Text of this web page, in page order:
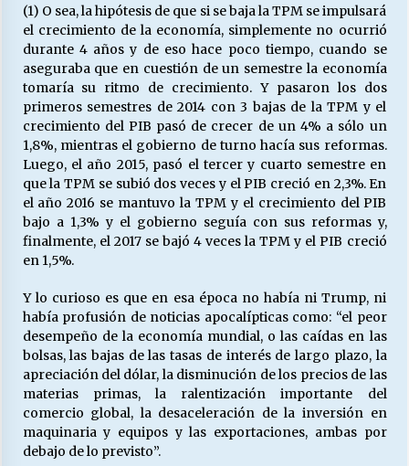
(1) O sea, la hipótesis de que si se baja la TPM se impulsará
el crecimiento de la economía, simplemente no ocurrió
durante 4 años y de eso hace poco tiempo, cuando se
aseguraba que en cuestión de un semestre la economía
tomaría su ritmo de crecimiento. Y pasaron los dos
primeros semestres de 2014 con 3 bajas de la TPM y el
crecimiento del PIB pasó de crecer de un 4% a sólo un
1,8%, mientras el gobierno de turno hacía sus reformas.
Luego, el año 2015, pasó el tercer y cuarto semestre en
que la TPM se subió dos veces y el PIB creció en 2,3%. En
el año 2016 se mantuvo la TPM y el crecimiento del PIB
bajo a 1,3% y el gobierno seguía con sus reformas y,
finalmente, el 2017 se bajó 4 veces la TPM y el PIB creció
en 1,5%.
Y lo curioso es que en esa época no había ni Trump, ni
había profusión de noticias apocalípticas como: “el peor
desempeño de la economía mundial, o las caídas en las
bolsas, las bajas de las tasas de interés de largo plazo, la
apreciación del dólar, la disminución de los precios de las
materias primas, la ralentización importante del
comercio global, la desaceleración de la inversión en
maquinaria y equipos y las exportaciones, ambas por
debajo de lo previsto”.